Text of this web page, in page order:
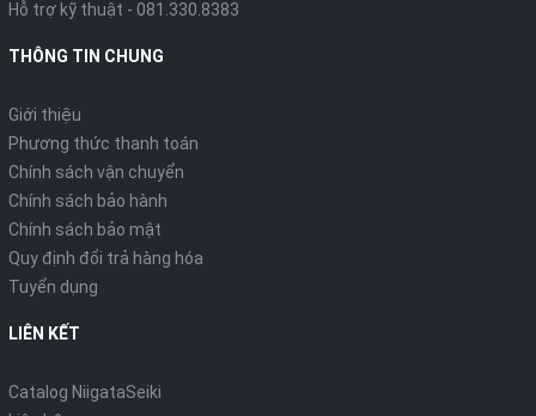
Hỗ trợ kỹ thuật - 081.330.8383
THÔNG TIN CHUNG
Giới thiệu
Phương thức thanh toán
Chính sách vận chuyển
Chính sách bảo hành
Chính sách bảo mật
Quy định đổi trả hàng hóa
Tuyển dụng
LIÊN KẾT
Catalog NiigataSeiki